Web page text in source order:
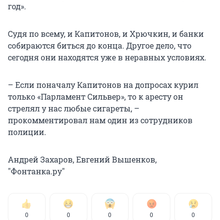
год».
Судя по всему, и Капитонов, и Хрючкин, и банки
собираются биться до конца. Другое дело, что
сегодня они находятся уже в неравных условиях.
– Если поначалу Капитонов на допросах курил
только «Парламент Сильвер», то к аресту он
стрелял у нас любые сигареты, –
прокомментировал нам один из сотрудников
полиции.
Андрей Захаров, Евгений Вышенков,
"Фонтанка.ру"
0 0 0 0 0